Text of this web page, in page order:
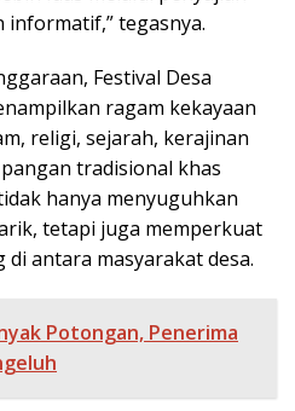
tegasnya.
Festival Desa
ragam kekayaan
religi, sejarah, kerajinan
tradisional khas
hanya menyuguhkan
tetapi juga memperkuat
antara masyarakat desa.
Potongan, Penerima